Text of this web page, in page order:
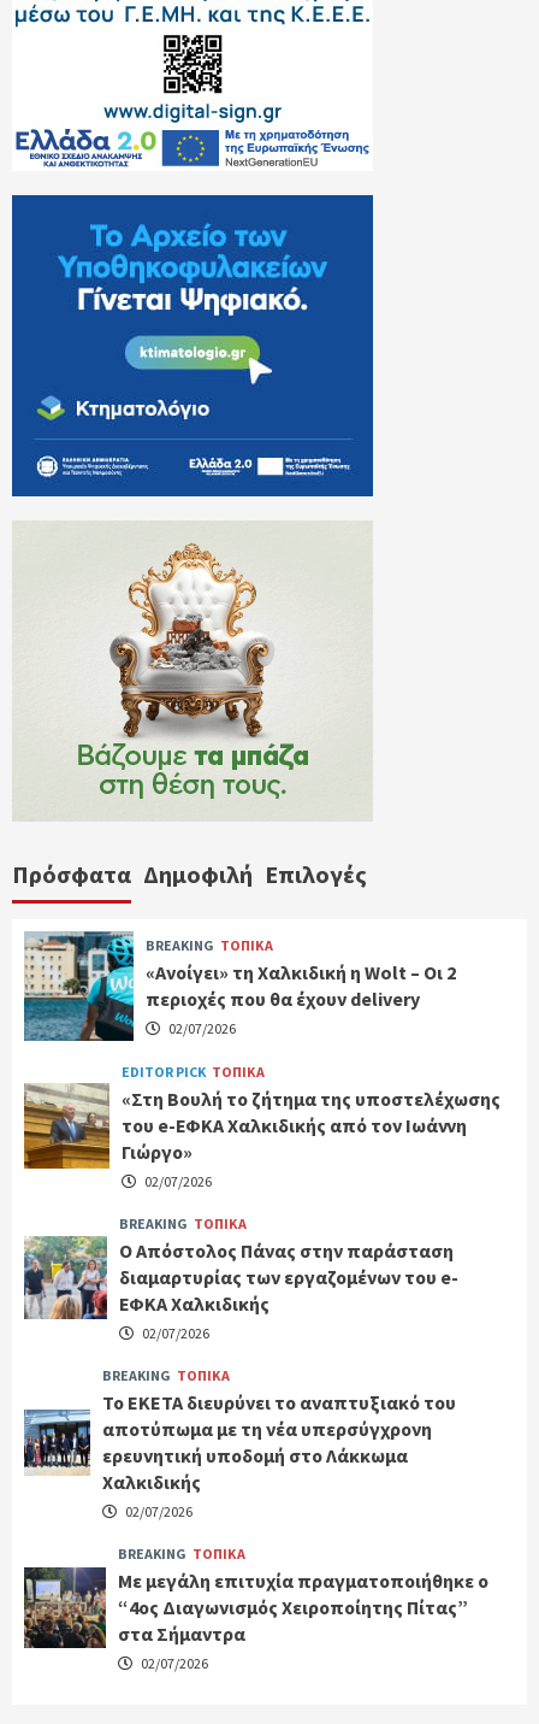
Πρόσφατα Δημοφιλή Επιλογές
BREAKING ΤΟΠΙΚΑ
«Ανοίγει» τη Χαλκιδική η Wolt – Οι 2
περιοχές που θα έχουν delivery
02/07/2026
EDITOR PICK ΤΟΠΙΚΑ
«Στη Βουλή το ζήτημα της υποστελέχωσης
του e-ΕΦΚΑ Χαλκιδικής από τον Ιωάννη
Γιώργο»
02/07/2026
BREAKING ΤΟΠΙΚΑ
Ο Απόστολος Πάνας στην παράσταση
διαμαρτυρίας των εργαζομένων του e-
ΕΦΚΑ Χαλκιδικής
02/07/2026
BREAKING ΤΟΠΙΚΑ
Το ΕΚΕΤΑ διευρύνει το αναπτυξιακό του
αποτύπωμα με τη νέα υπερσύγχρονη
ερευνητική υποδομή στο Λάκκωμα
Χαλκιδικής
02/07/2026
BREAKING ΤΟΠΙΚΑ
Με μεγάλη επιτυχία πραγματοποιήθηκε ο
“4ος Διαγωνισμός Χειροποίητης Πίτας”
στα Σήμαντρα
02/07/2026